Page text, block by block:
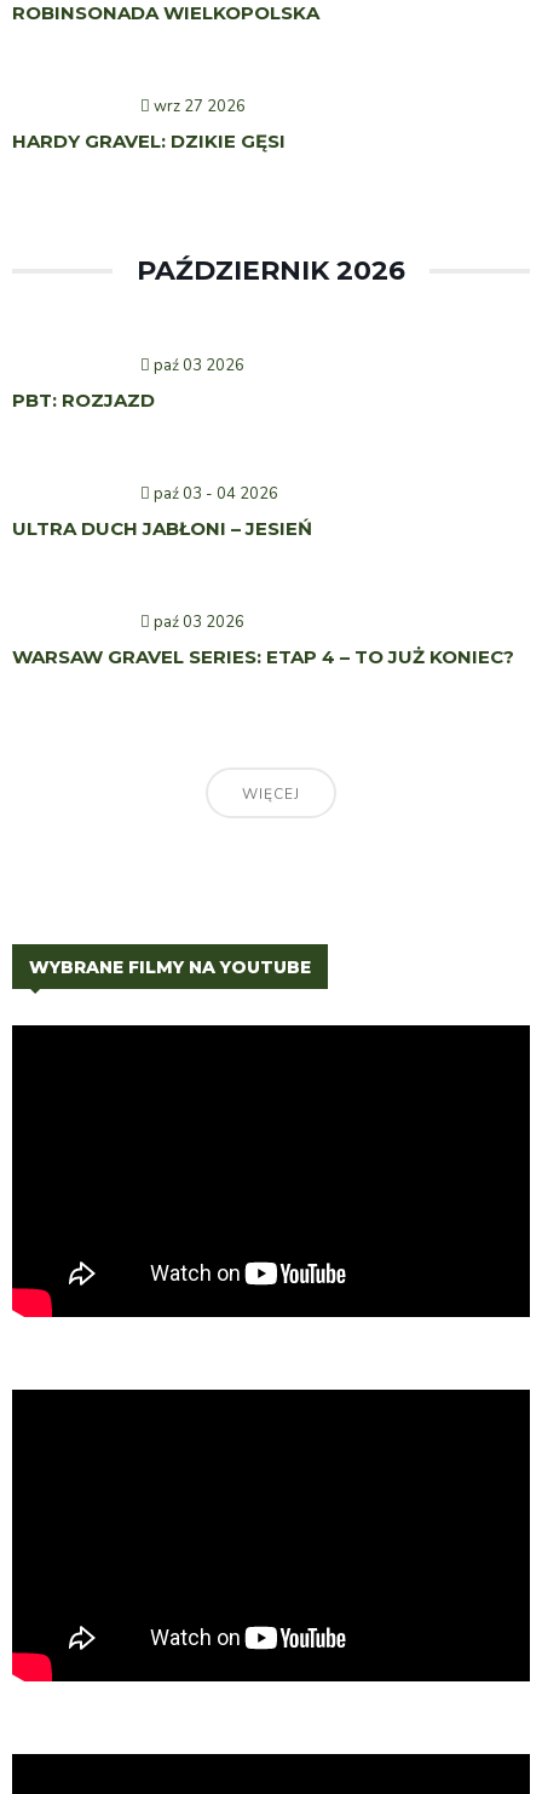
ROBINSONADA WIELKOPOLSKA
wrz 27 2026
HARDY GRAVEL: DZIKIE GĘSI
PAŹDZIERNIK 2026
paź 03 2026
PBT: ROZJAZD
paź 03 - 04 2026
ULTRA DUCH JABŁONI – JESIEŃ
paź 03 2026
WARSAW GRAVEL SERIES: ETAP 4 – TO JUŻ KONIEC?
WIĘCEJ
WYBRANE FILMY NA YOUTUBE